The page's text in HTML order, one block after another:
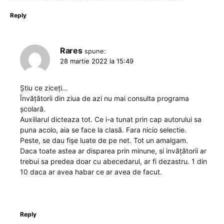
Reply
Rares spune:
28 martie 2022 la 15:49
Știu ce ziceți…
Învățătorii din ziua de azi nu mai consulta programa
școlară.
Auxiliarul dicteaza tot. Ce i-a tunat prin cap autorului sa
puna acolo, aia se face la clasă. Fara nicio selectie.
Peste, se dau fișe luate de pe net. Tot un amalgam.
Daca toate astea ar disparea prin minune, si invățătorii ar
trebui sa predea doar cu abecedarul, ar fi dezastru. 1 din
10 daca ar avea habar ce ar avea de facut.
Reply